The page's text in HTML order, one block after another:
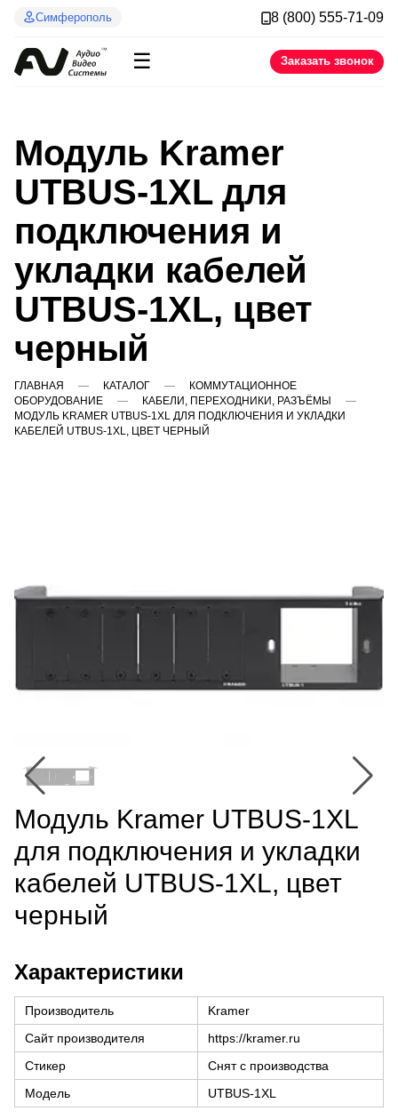
Симферополь 8 (800) 555-71-09
☰ Заказать звонок
Модуль Kramer
UTBUS-1XL для
подключения и
укладки кабелей
UTBUS-1XL, цвет
черный
ГЛАВНАЯ КАТАЛОГ
КОММУТАЦИОННОЕ
ОБОРУДОВАНИЕ
КАБЕЛИ, ПЕРЕХОДНИКИ, РАЗЪЁМЫ
МОДУЛЬ KRAMER UTBUS-1XL ДЛЯ ПОДКЛЮЧЕНИЯ И УКЛАДКИ
КАБЕЛЕЙ UTBUS-1XL, ЦВЕТ ЧЕРНЫЙ
Модуль Kramer UTBUS-1XL
для подключения и укладки
кабелей UTBUS-1XL, цвет
черный
Характеристики
Производитель
Kramer
Сайт производителя
https://kramer.ru
Стикер
Снят с производства
Модель
UTBUS-1XL